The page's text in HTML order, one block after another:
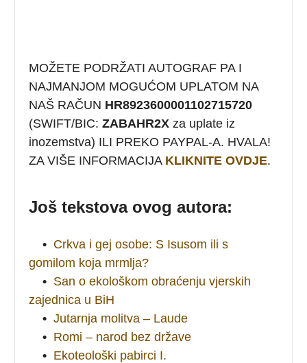
MOŽETE PODRŽATI AUTOGRAF PA I
NAJMANJOM MOGUĆOM UPLATOM NA
NAŠ RAČUN HR8923600001102715720
(SWIFT/BIC: ZABAHR2X za uplate iz
inozemstva) ILI PREKO PAYPAL-A. HVALA!
ZA VIŠE INFORMACIJA KLIKNITE OVDJE.
Još tekstova ovog autora:
• Crkva i gej osobe: S Isusom ili s
gomilom koja mrmlja?
• San o ekološkom obraćenju vjerskih
zajednica u BiH
• Jutarnja molitva – Laude
• Romi – narod bez države
• Ekoteološki pabirci I.